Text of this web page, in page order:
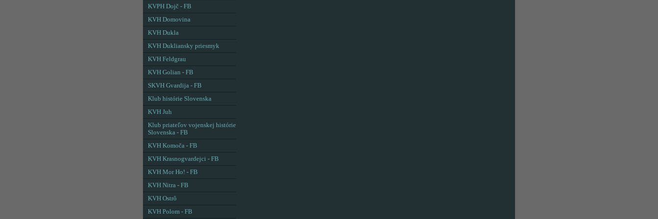
KVPH Dojč - FB
KVH Domovina
KVH Dukla
KVH Dukliansky priesmyk
KVH Feldgrau
KVH Golian - FB
SKVH Gvardija - FB
Klub histórie Slovenska
KVH Juh
Klub priateľov vojenskej histórie
Slovenska - FB
KVH Komoča - FB
KVH Krasnogvardejci - FB
KVH Mor Ho! - FB
KVH Nitra - FB
KVH Ostrô
KVH Polom - FB